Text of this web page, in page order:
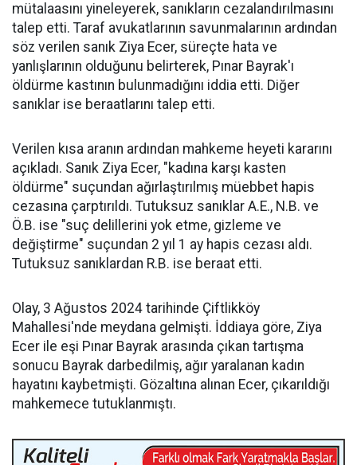
mütalaasını yineleyerek, sanıkların cezalandırılmasını
talep etti. Taraf avukatlarının savunmalarının ardından
söz verilen sanık Ziya Ecer, süreçte hata ve
yanlışlarının olduğunu belirterek, Pınar Bayrak'ı
öldürme kastının bulunmadığını iddia etti. Diğer
sanıklar ise beraatlarını talep etti.
Verilen kısa aranın ardından mahkeme heyeti kararını
açıkladı. Sanık Ziya Ecer, "kadına karşı kasten
öldürme" suçundan ağırlaştırılmış müebbet hapis
cezasına çarptırıldı. Tutuksuz sanıklar A.E., N.B. ve
Ö.B. ise "suç delillerini yok etme, gizleme ve
değiştirme" suçundan 2 yıl 1 ay hapis cezası aldı.
Tutuksuz sanıklardan R.B. ise beraat etti.
Olay, 3 Ağustos 2024 tarihinde Çiftlikköy
Mahallesi'nde meydana gelmişti. İddiaya göre, Ziya
Ecer ile eşi Pınar Bayrak arasında çıkan tartışma
sonucu Bayrak darbedilmiş, ağır yaralanan kadın
hayatını kaybetmişti. Gözaltına alınan Ecer, çıkarıldığı
mahkemece tutuklanmıştı.